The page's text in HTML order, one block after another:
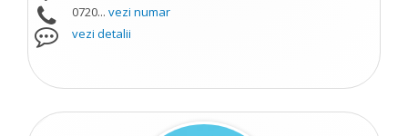
0720... vezi numar
vezi detalii